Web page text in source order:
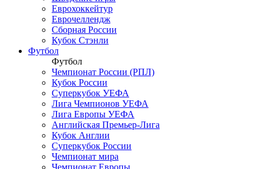
Еврохоккейтур
Еврочеллендж
Сборная России
Кубок Стэнли
Футбол
Футбол
Чемпионат России (РПЛ)
Кубок России
Суперкубок УЕФА
Лига Чемпионов УЕФА
Лига Европы УЕФА
Английская Премьер-Лига
Кубок Англии
Суперкубок России
Чемпионат мира
Чемпионат Европы